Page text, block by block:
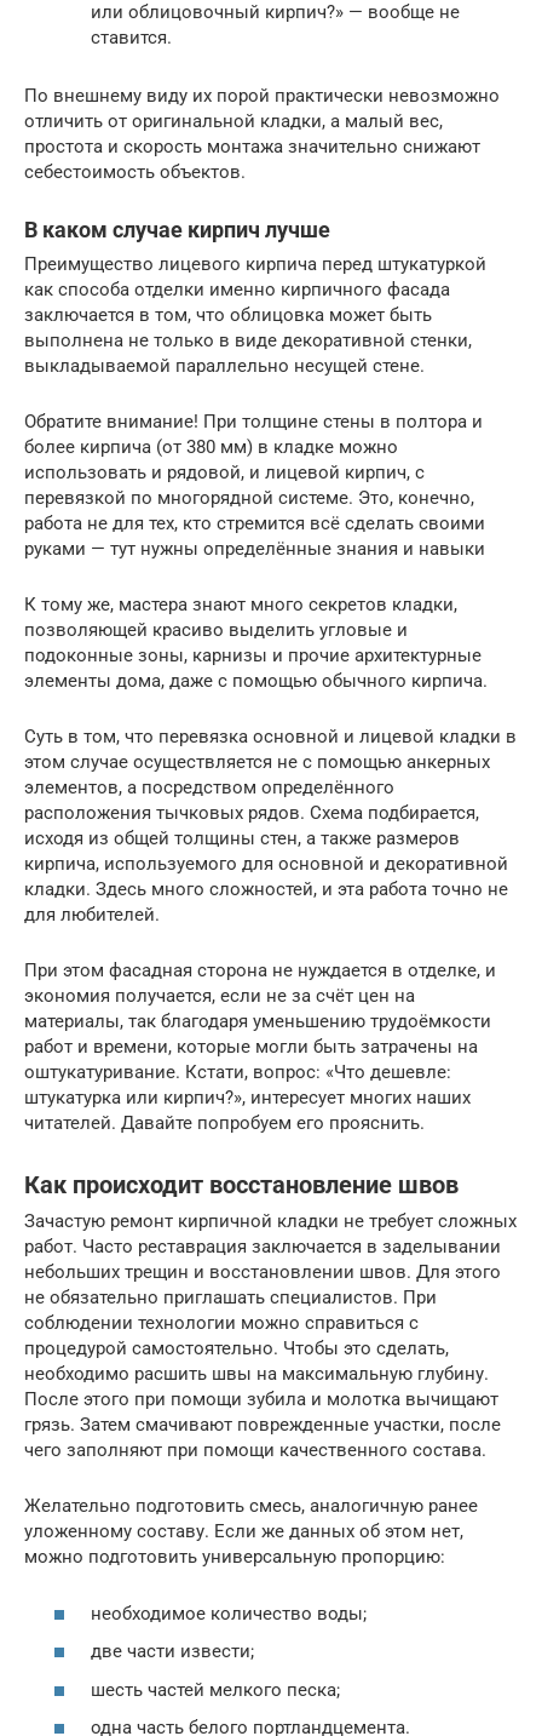
или облицовочный кирпич?» — вообще не
ставится.
По внешнему виду их порой практически невозможно
отличить от оригинальной кладки, а малый вес,
простота и скорость монтажа значительно снижают
себестоимость объектов.
В каком случае кирпич лучше
Преимущество лицевого кирпича перед штукатуркой
как способа отделки именно кирпичного фасада
заключается в том, что облицовка может быть
выполнена не только в виде декоративной стенки,
выкладываемой параллельно несущей стене.
Обратите внимание! При толщине стены в полтора и
более кирпича (от 380 мм) в кладке можно
использовать и рядовой, и лицевой кирпич, с
перевязкой по многорядной системе. Это, конечно,
работа не для тех, кто стремится всё сделать своими
руками — тут нужны определённые знания и навыки
К тому же, мастера знают много секретов кладки,
позволяющей красиво выделить угловые и
подоконные зоны, карнизы и прочие архитектурные
элементы дома, даже с помощью обычного кирпича.
Суть в том, что перевязка основной и лицевой кладки в
этом случае осуществляется не с помощью анкерных
элементов, а посредством определённого
расположения тычковых рядов. Схема подбирается,
исходя из общей толщины стен, а также размеров
кирпича, используемого для основной и декоративной
кладки. Здесь много сложностей, и эта работа точно не
для любителей.
При этом фасадная сторона не нуждается в отделке, и
экономия получается, если не за счёт цен на
материалы, так благодаря уменьшению трудоёмкости
работ и времени, которые могли быть затрачены на
оштукатуривание. Кстати, вопрос: «Что дешевле:
штукатурка или кирпич?», интересует многих наших
читателей. Давайте попробуем его прояснить.
Как происходит восстановление швов
Зачастую ремонт кирпичной кладки не требует сложных
работ. Часто реставрация заключается в заделывании
небольших трещин и восстановлении швов. Для этого
не обязательно приглашать специалистов. При
соблюдении технологии можно справиться с
процедурой самостоятельно. Чтобы это сделать,
необходимо расшить швы на максимальную глубину.
После этого при помощи зубила и молотка вычищают
грязь. Затем смачивают поврежденные участки, после
чего заполняют при помощи качественного состава.
Желательно подготовить смесь, аналогичную ранее
уложенному составу. Если же данных об этом нет,
можно подготовить универсальную пропорцию:
необходимое количество воды;
две части извести;
шесть частей мелкого песка;
одна часть белого портландцемента.